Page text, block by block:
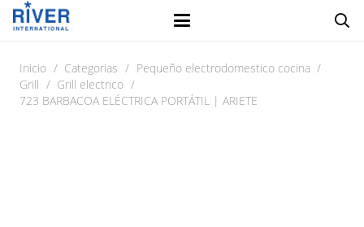
Inicio / Categorias / Pequeño electrodomestico cocina /
Grill / Grill electrico /
723 BARBACOA ELÉCTRICA PORTÁTIL | ARIETE